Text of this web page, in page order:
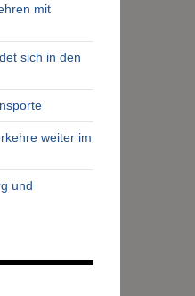
mit
sich in den
weiter im
und